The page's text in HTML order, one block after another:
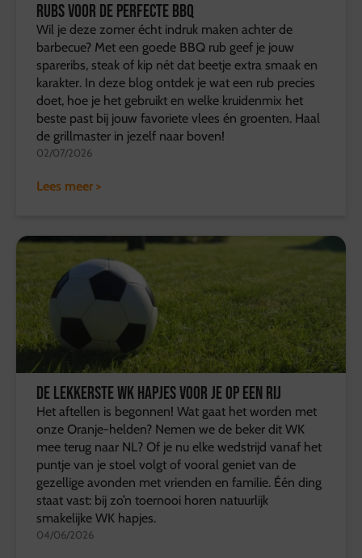
Rubs voor de perfecte BBQ
Wil je deze zomer écht indruk maken achter de
barbecue? Met een goede BBQ rub geef je jouw
spareribs, steak of kip nét dat beetje extra smaak en
karakter. In deze blog ontdek je wat een rub precies
doet, hoe je het gebruikt en welke kruidenmix het
beste past bij jouw favoriete vlees én groenten. Haal
de grillmaster in jezelf naar boven!
02/07/2026
Lees meer >
De lekkerste WK hapjes voor je op een rij
Het aftellen is begonnen! Wat gaat het worden met
onze Oranje-helden? Nemen we de beker dit WK
mee terug naar NL? Of je nu elke wedstrijd vanaf het
puntje van je stoel volgt of vooral geniet van de
gezellige avonden met vrienden en familie. Één ding
staat vast: bij zo’n toernooi horen natuurlijk
smakelijke WK hapjes.
04/06/2026